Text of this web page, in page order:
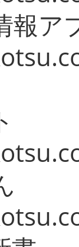
報ア